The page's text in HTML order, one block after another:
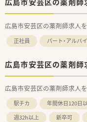
広島市安芸区の薬剤師求人
正社員 パート・アルバ
広島市安芸区の薬剤
広島市安芸区の薬剤師求人
駅チカ 年間休日120日
週32h以上
新卒可